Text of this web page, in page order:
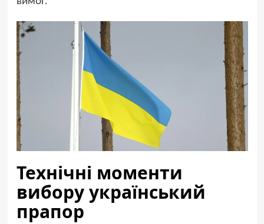
Технічні моменти
виборуукраїнський
прапор